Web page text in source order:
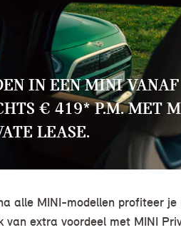
IN EEN MINI VANAF
€ 419* P.M. MET
LEASE.
alle MINI-modellen profiteer je
van extra voordeel met MINI